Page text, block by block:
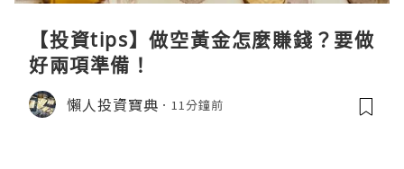
【投資tips】做空黃金怎麼賺錢？要做
好兩項準備！
懶人投資寶典 11分鐘前